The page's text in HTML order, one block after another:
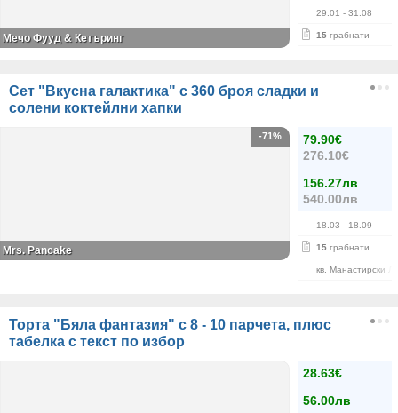
29.01 - 31.08
15 грабнати
Мечо Фууд & Кетъринг
Сет "Вкусна галактика" с 360 броя сладки и
солени коктейлни хапки
79.90€
276.10€
156.27лв
540.00лв
18.03 - 18.09
15 грабнати
кв. Манастирски
-71%
Mrs. Pancake
Торта "Бяла фантазия" с 8 - 10 парчета, плюс
табелка с текст по избор
28.63€
56.00лв